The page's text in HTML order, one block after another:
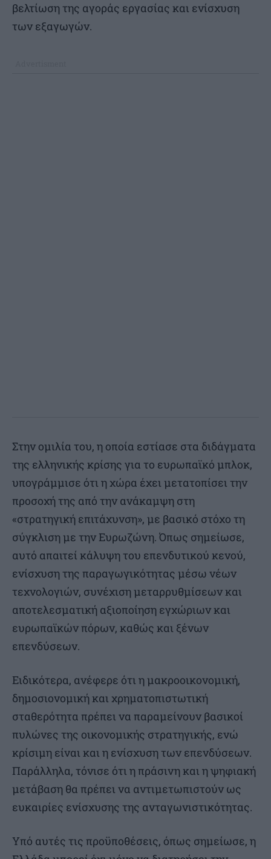
βελτίωση της αγοράς εργασίας και ενίσχυση
των εξαγωγών.
Στην ομιλία του, η οποία εστίασε στα διδάγματα
της ελληνικής κρίσης για το ευρωπαϊκό μπλοκ,
υπογράμμισε ότι η χώρα έχει μετατοπίσει την
προσοχή της από την ανάκαμψη στη
«στρατηγική επιτάχυνση», με βασικό στόχο τη
σύγκλιση με την Ευρωζώνη. Όπως σημείωσε,
αυτό απαιτεί κάλυψη του επενδυτικού κενού,
ενίσχυση της παραγωγικότητας μέσω νέων
τεχνολογιών, συνέχιση μεταρρυθμίσεων και
αποτελεσματική αξιοποίηση εγχώριων και
ευρωπαϊκών πόρων, καθώς και ξένων
επενδύσεων.
Ειδικότερα, ανέφερε ότι η μακροοικονομική,
δημοσιονομική και χρηματοπιστωτική
σταθερότητα πρέπει να παραμείνουν βασικοί
πυλώνες της οικονομικής στρατηγικής, ενώ
κρίσιμη είναι και η ενίσχυση των επενδύσεων.
Παράλληλα, τόνισε ότι η πράσινη και η ψηφιακή
μετάβαση θα πρέπει να αντιμετωπιστούν ως
ευκαιρίες ενίσχυσης της ανταγωνιστικότητας.
Υπό αυτές τις προϋποθέσεις, όπως σημείωσε, η